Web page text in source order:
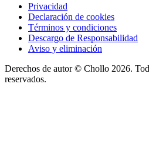
Privacidad
Declaración de cookies
Términos y condiciones
Descargo de Responsabilidad
Aviso y eliminación
Derechos de autor © Chollo 2026.
reservados.